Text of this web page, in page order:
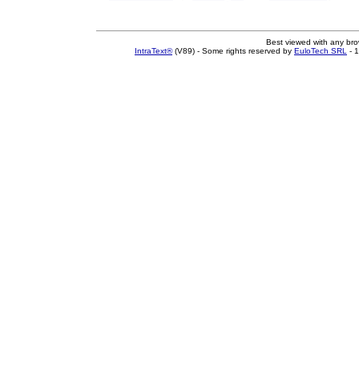
Best viewed with any
IntraText®(V89) - Some rights reserved by EuloTech SRL -